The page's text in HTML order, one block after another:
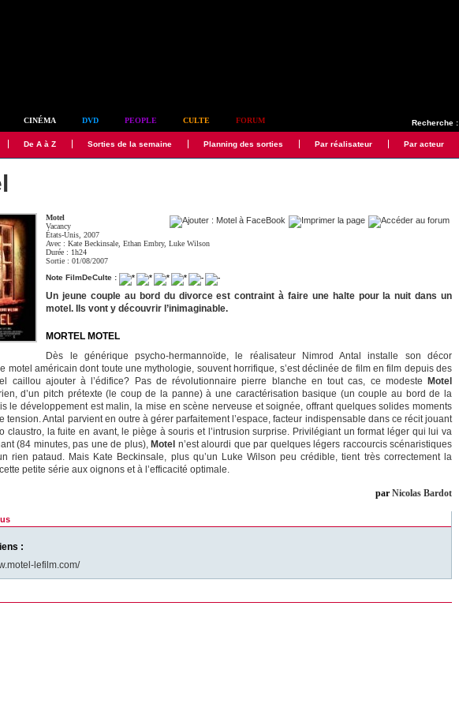
Recherche :
CINÉMA DVD PEOPLE CULTE FORUM
De A à Z Sorties de la semaine Planning des sorties Par réalisateur Par acteur
Motel
Vacancy
États-Unis, 2007
Avec :Kate Beckinsale ,Ethan Embry,Luke Wilson
Durée : 1h24
Sortie : 01/08/2007
Note FilmDeCulte :
Un jeune couple au bord du divorce est contraint à faire une halte pour la nuit dans un
motel. Ils vont y découvrir l’inimaginable.
MORTEL MOTEL
Dès le générique psycho-hermannoïde, le réalisateur Nimrod Antal installe son décor
motel américain dont toute une mythologie, souvent horrifique, s’est déclinée de film en film depuis des
caillou ajouter à l’édifice? Pas de révolutionnaire pierre blanche en tout cas, ce modeste
Motel
d’un pitch prétexte (le coup de la panne) à une caractérisation basique (un couple au bord de la
le développement est malin, la mise en scène nerveuse et soignée, offrant quelques solides moments
tension. Antal parvient en outre à gérer parfaitement l’espace, facteur indispensable dans ce récit jouant
claustro, la fuite en avant, le piège à souris et l’intrusion surprise. Privilégiant un format léger qui lui va
(84 minutes, pas une de plus), Motel n’est alourdi que par quelques légers raccourcis scénaristiques
rien pataud. Mais Kate Beckinsale, plus qu’un Luke Wilson peu crédible, tient très correctement la
petite série aux oignons et à l’efficacité optimale.
par Nicolas Bardot
:
lefilm.com/